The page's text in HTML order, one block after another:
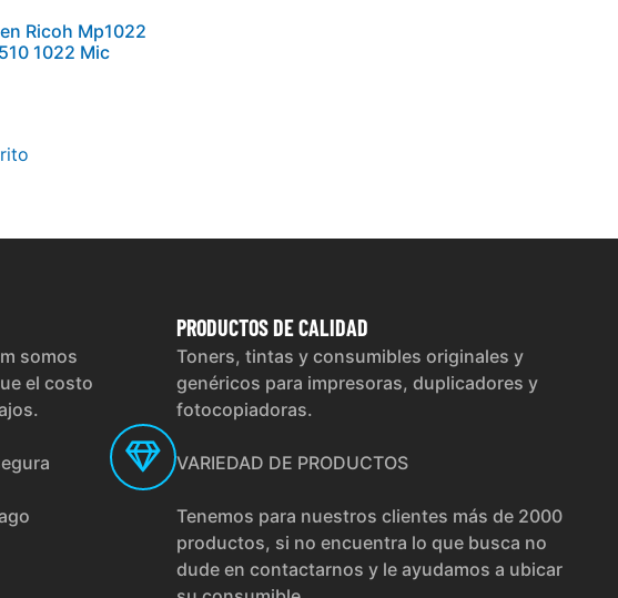
Ricoh Mp1022
1022 Mic
somos
el costo
PRODUCTOSDE CALIDAD
Toners, tintas y consumibles originales y
genéricos para impresoras, duplicadores y
fotocopiadoras.
VARIEDAD DE PRODUCTOS
Tenemos para nuestros clientes más de 2000
productos, si no encuentra lo que busca no
dude en contactarnos y le ayudamos a ubicar